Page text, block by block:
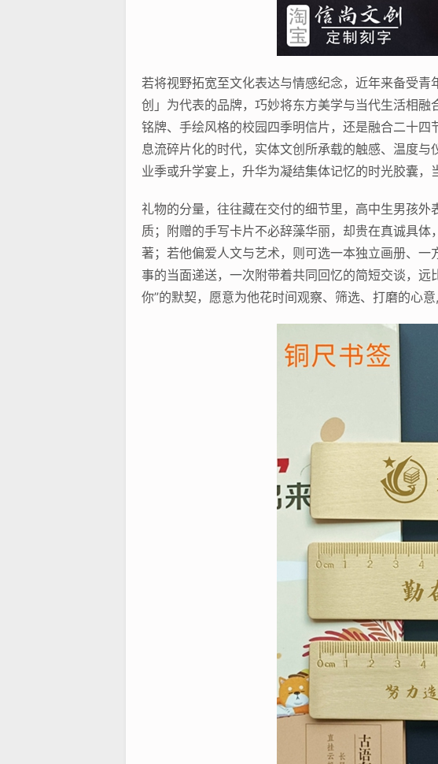
若将视野拓宽至文化表达与情感纪念，近年来备受
创」为代表的品牌，巧妙将东方美学与当代生活相
铭牌、手绘风格的校园四季明信片，还是融合二十
息流碎片化的时代，实体文创所承载的触感、温度
业季或升学宴上，升华为凝结集体记忆的时光胶囊，
礼物的分量，往往藏在交付的细节里，高中生男孩
质；附赠的手写卡片不必辞藻华丽，却贵在真诚具
著；若他偏爱人文与艺术，则可选一本独立画册、
事的当面递送，一次附带着共同回忆的简短交谈，
你”的默契，愿意为他花时间观察、筛选、打磨的心